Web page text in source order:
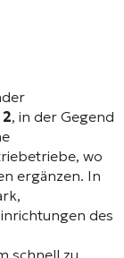
, in der Gegend
, wo
ergänzen. In
des
schnell zu